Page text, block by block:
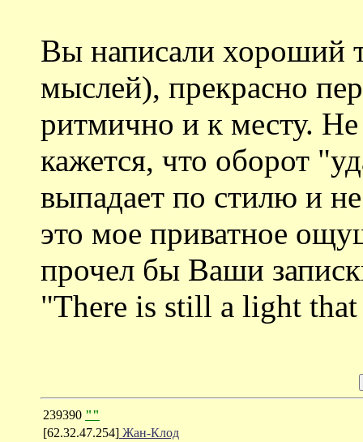
Вы написали хороший
мыслей), прекрасно
ритмично и к месту.
кажется, что оборот
выпадает по стилю и
это мое приватное
прочел бы Ваши
"There is still a light
239390 ""
[62.32.47.254] Жан-Клод